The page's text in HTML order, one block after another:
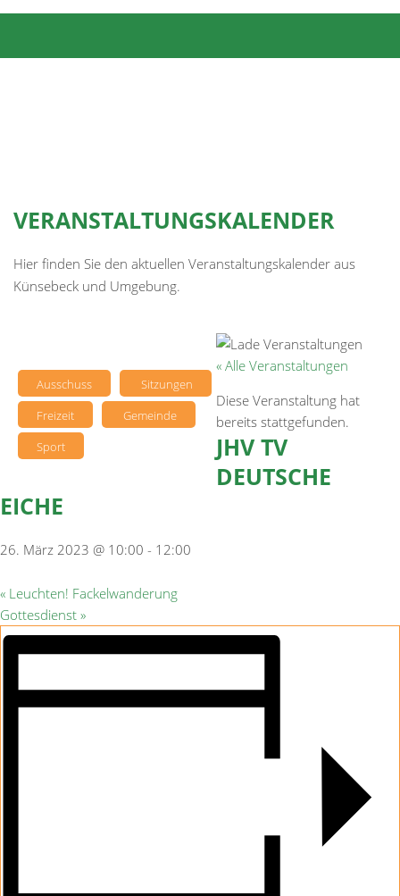
VERANSTALTUNGSKALENDER
Hier finden Sie den aktuellen Veranstaltungskalender aus
Künsebeck und Umgebung.
Ausschuss
Sitzungen
Freizeit
Gemeinde
Sport
« Alle Veranstaltungen
Diese Veranstaltung hat
bereits stattgefunden.
JHV TV
DEUTSCHE
EICHE
26. März 2023 @ 10:00 - 12:00
« Leuchten! Fackelwanderung
Gottesdienst »